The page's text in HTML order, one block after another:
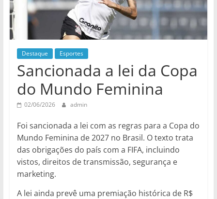
Destaque Esportes
Sancionada a lei da Copa
do Mundo Feminina
02/06/2026 admin
Foi sancionada a lei com as regras para a Copa do
Mundo Feminina de 2027 no Brasil. O texto trata
das obrigações do país com a FIFA, incluindo
vistos, direitos de transmissão, segurança e
marketing.
A lei ainda prevê uma premiação histórica de R$